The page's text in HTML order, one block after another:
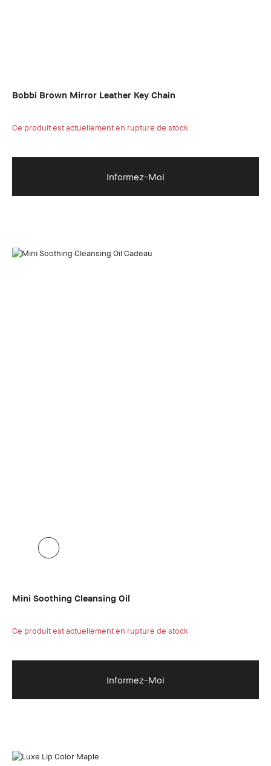
Bobbi Brown Mirror Leather Key Chain
Ce produit est actuellement en rupture de stock
Informez-Moi
Mini Soothing Cleansing Oil
Ce produit est actuellement en rupture de stock
Informez-Moi